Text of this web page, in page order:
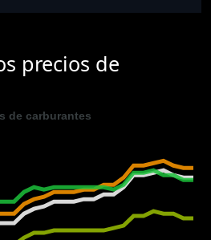
precios de
de carburantes